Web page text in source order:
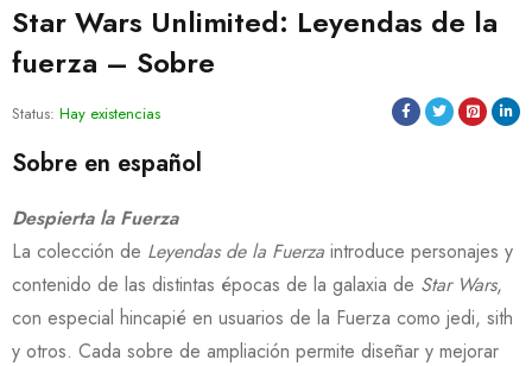
Star Wars Unlimited: Leyendas de la
fuerza – Sobre
Status: Hay existencias
Sobre en español
Despierta la Fuerza
La colección de Leyendas de la Fuerza introduce personajes y
contenido de las distintas épocas de la galaxia de Star Wars,
con especial hincapié en usuarios de la Fuerza como jedi, sith
y otros. Cada sobre de ampliación permite diseñar y mejorar